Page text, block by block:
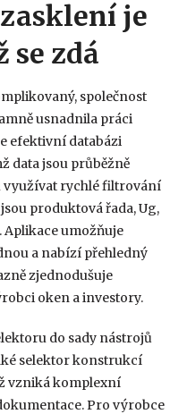
je
se zdá
společnost
usnadnila práci
efektivní databázi
data jsou průběžně
využívat rychlé filtrování
produktová řada, Ug,
Aplikace umožňuje
a nabízí přehledný
zjednodušuje
oken a investory.
do sady nástrojů
selektor konstrukcí
vzniká komplexní
Pro výrobce